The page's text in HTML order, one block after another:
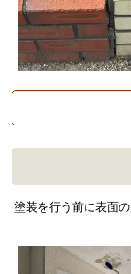
塗装を行う前に表面